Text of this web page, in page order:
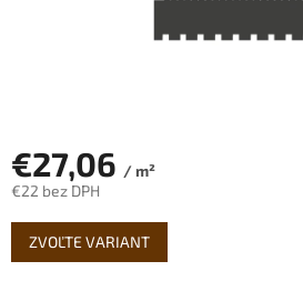
€27,06 / m²
€22 bez DPH
Jednotková
cena:
ZVOĽTE VARIANT